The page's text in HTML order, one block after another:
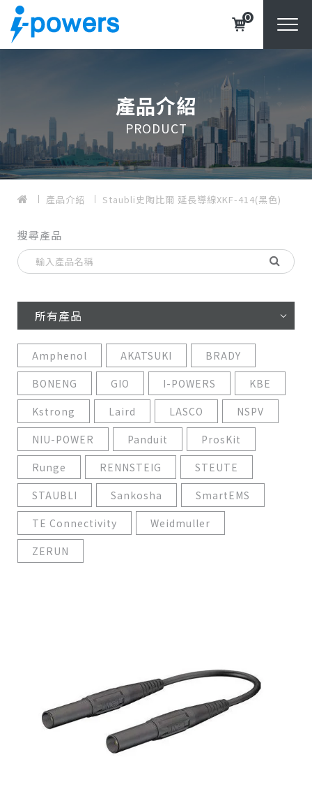
0
產品介紹
PRODUCT
產品介紹 Staubli史陶比爾 延長導線XKF-414(黑色)
搜尋產品
所有產品
Amphenol AKATSUKI
BRADY
BONENG
GIO I-POWERS
KBE
Kstrong
Laird LASCO
NSPV
NIU-POWER
Panduit
ProsKit
Runge
RENNSTEIG
STEUTE
STAUBLI
Sankosha
SmartEMS
TE Connectivity
Weidmuller
ZERUN